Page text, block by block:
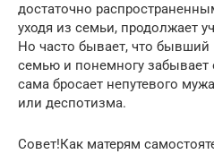
достаточно
уходя из семьи, продолжает
Но часто бывает, что
семью и понемногу
сама бросает непутевого
или деспотизма.
Совет!Как матерям